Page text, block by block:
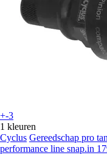
+-3
1 kleuren
Cyclus Gereedschap pro
performance line snap.in